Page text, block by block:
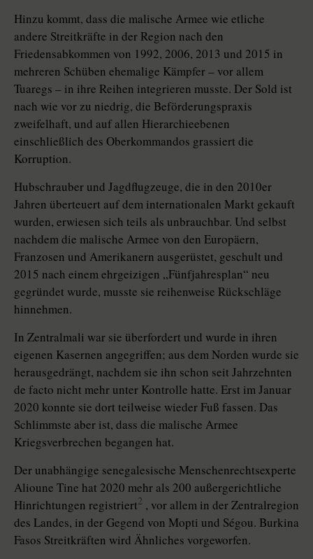
Hinzu kommt, dass die malische Armee wie etliche
andere Streitkräfte in der Region nach den
Friedensabkommen von 1992, 2006, 2013 und 2015 in
mehreren Schüben ehemalige Kämpfer – vor allem
Tuaregs – in ihre Reihen integrieren musste. Der Sold ist
nach wie vor zu niedrig, die Beförderungspraxis
zweifelhaft, und auf allen Hierarchieebenen
einschließlich des Oberkommandos grassiert die
Korruption.
Hubschrauber und Jagdflugzeuge, die in den 2010er
Jahren überteuert auf dem internationalen Markt gekauft
wurden, erwiesen sich teils als unbrauchbar. Und selbst
nachdem die malische Armee von den Europäern,
Franzosen und Amerikanern ausgerüstet, geschult und
2015 nach einem ehrgeizigen „Fünfjahresplan“ neu
gegründet wurde, musste sie reihenweise Rückschläge
hinnehmen.
In Zentralmali war sie überfordert und wurde in ihren
eigenen Kasernen angegriffen; aus dem Norden wurde sie
herausgedrängt, nachdem sie ihn schon seit Jahrzehnten
de facto nicht mehr unter Kontrolle hatte. Erst im Januar
2020 konnte sie dort teilweise wieder Fuß fassen. Das
Schlimmste aber ist, dass die malische Armee
Kriegsverbrechen begangen hat.
Der unabhängige senegalesische Menschenrechtsexperte
Alioune Tine hat 2020 mehr als 200 außergerichtliche
Hinrichtungen re­gis­triert2 , vor allem in der Zentralregion
des Landes, in der Gegend von Mopti und Ségou. Burkina
Fasos Streitkräften wird Ähnliches vorgeworfen.